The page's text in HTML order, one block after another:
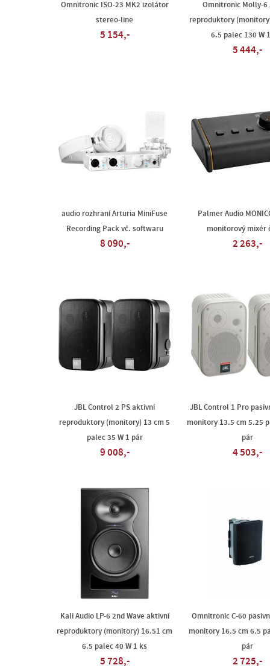
Omnitronic ISO-23 MK2 izolátor
stereo-line
5 154,-
Omnitronic Molly-6
reproduktory
6.5 palec 130 W
5 444,-
audio rozhraní Arturia MiniFuse
Recording Pack vč. softwaru
8 090,-
Palmer Audio
monitorový mixér
2 263,-
JBL Control 2 PS aktivní
reproduktory (monitory) 13 cm 5
palec 35 W 1 pár
9 008,-
JBL Control 1 Pro
monitory 13.5 cm 5.25
pár
4 503,-
Kali Audio LP-6 2nd Wave aktivní
reproduktory (monitory) 16.51 cm
6.5 palec 40 W 1 ks
5 728,-
Omnitronic C-60
monitory 16.5 cm 6.5
pár
2 725,-